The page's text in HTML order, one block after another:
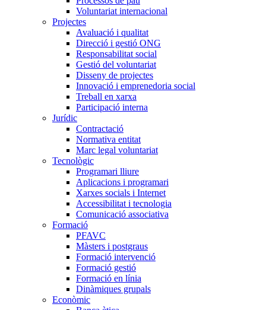
Voluntariat internacional
Projectes
Avaluació i qualitat
Direcció i gestió ONG
Responsabilitat social
Gestió del voluntariat
Disseny de projectes
Innovació i emprenedoria social
Treball en xarxa
Participació interna
Jurídic
Contractació
Normativa entitat
Marc legal voluntariat
Tecnològic
Programari lliure
Aplicacions i programari
Xarxes socials i Internet
Accessibilitat i tecnologia
Comunicació associativa
Formació
PFAVC
Màsters i postgraus
Formació intervenció
Formació gestió
Formació en línia
Dinàmiques grupals
Econòmic